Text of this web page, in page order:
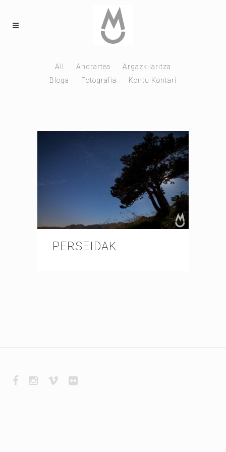
All Andrartea
Argazkilaritza
Bloga
Fotografia Kontu Kontari
PERSEIDAK